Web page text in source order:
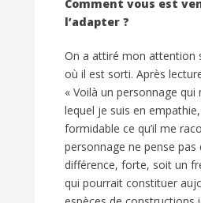
Comment vous est
l’adapter ?
On a attiré mon attention
où il est sorti. Après
« Voilà un personnage
lequel je suis en
formidable ce qu’il me
personnage ne pense pas
différence, forte, soit un
qui pourrait constituer